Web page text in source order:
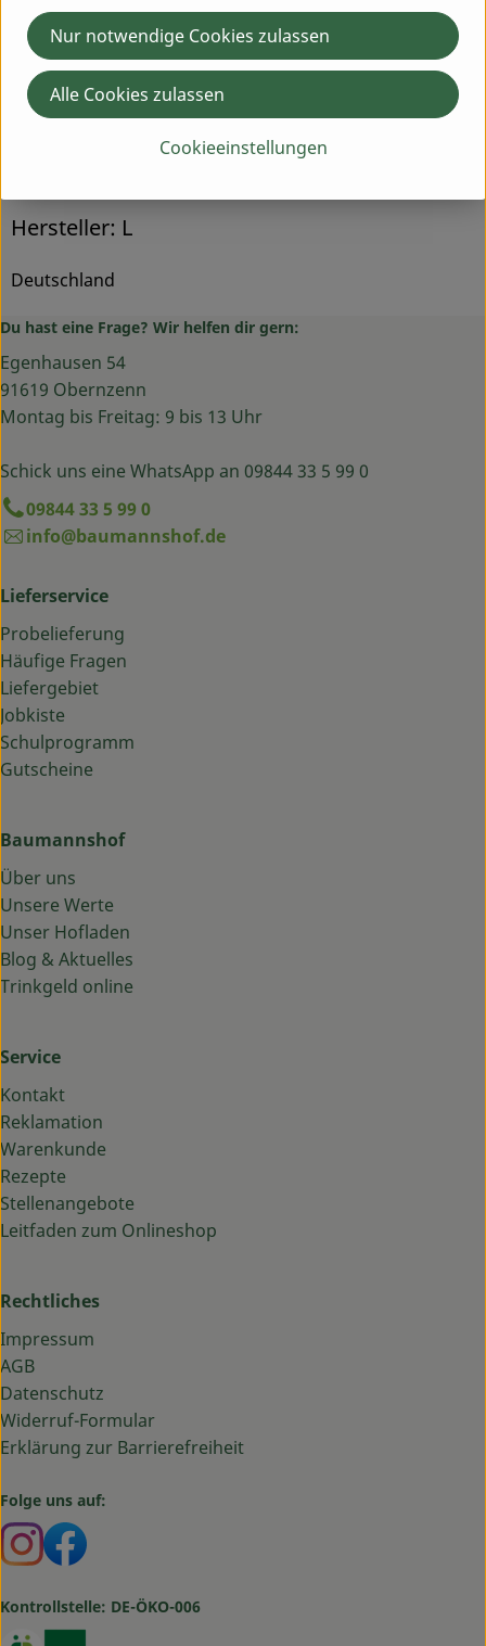
Produktinformationen
Hersteller: L
Deutschland
Du hast eine Frage? Wir helfen dir gern:
Egenhausen 54
91619 Obernzenn
Montag bis Freitag: 9 bis 13 Uhr
Schick uns eine WhatsApp an 09844 33 5 99 0
09844 33 5 99 0
info@baumannshof.de
Lieferservice
Probelieferung
Häufige Fragen
Liefergebiet
Jobkiste
Schulprogramm
Gutscheine
Baumannshof
Über uns
Unsere Werte
Unser Hofladen
Blog & Aktuelles
Trinkgeld online
Service
Kontakt
Reklamation
Warenkunde
Rezepte
Stellenangebote
Leitfaden zum Onlineshop
Rechtliches
Impressum
AGB
Datenschutz
Widerruf-Formular
Erklärung zur Barrierefreiheit
Folge uns auf:
Externer Link zu https://www.instagram.com/
Externer Link zu https://www.facebook.com/
Kontrollstelle: DE-ÖKO-006
Cookieeinstellungen
Nur notwendige Cookies zulassen
Alle Cookies zulassen